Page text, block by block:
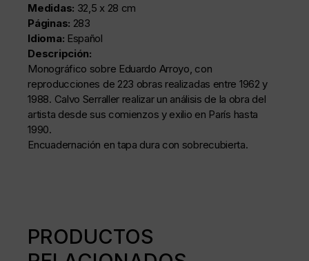
Medidas: 32,5 x 28 cm
Páginas: 283
Idioma: Español
Descripción:
Monográfico sobre Eduardo Arroyo, con
reproducciones de 223 obras realizadas entre 1962 y
1988. Calvo Serraller realizar un análisis de la obra del
artista desde sus comienzos y exilio en París hasta
1990.
Encuadernación en tapa dura con sobrecubierta.
PRODUCTOS